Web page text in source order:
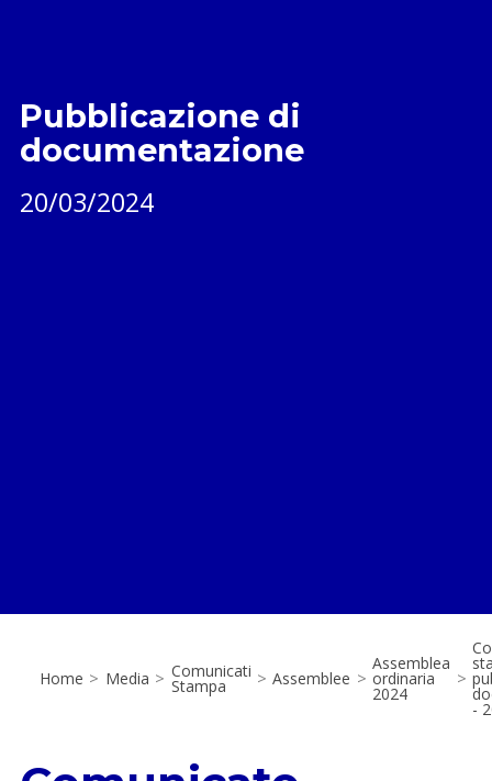
Pubblicazione di
documentazione
20/03/2024
Home > Media > Comunicati
Stampa > Assemblee >
Assemblea
ordinaria
2024
>
-